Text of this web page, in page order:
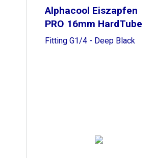
Alphacool Eiszapfen
PRO 16mm HardTube
Fitting G1/4 - Deep Black